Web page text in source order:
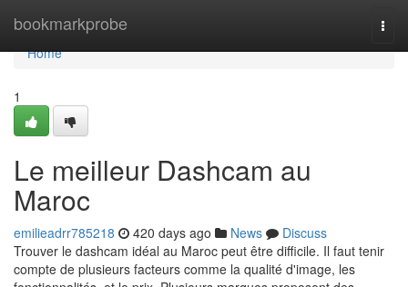
bookmarkprobe
Home
Home
1
Le meilleur Dashcam au
Maroc
emilieadrr785218 420 days ago News
Discuss
Trouver le dashcam idéal au Maroc peut être difficile. Il faut tenir
compte de plusieurs facteurs comme la qualité d'image, les